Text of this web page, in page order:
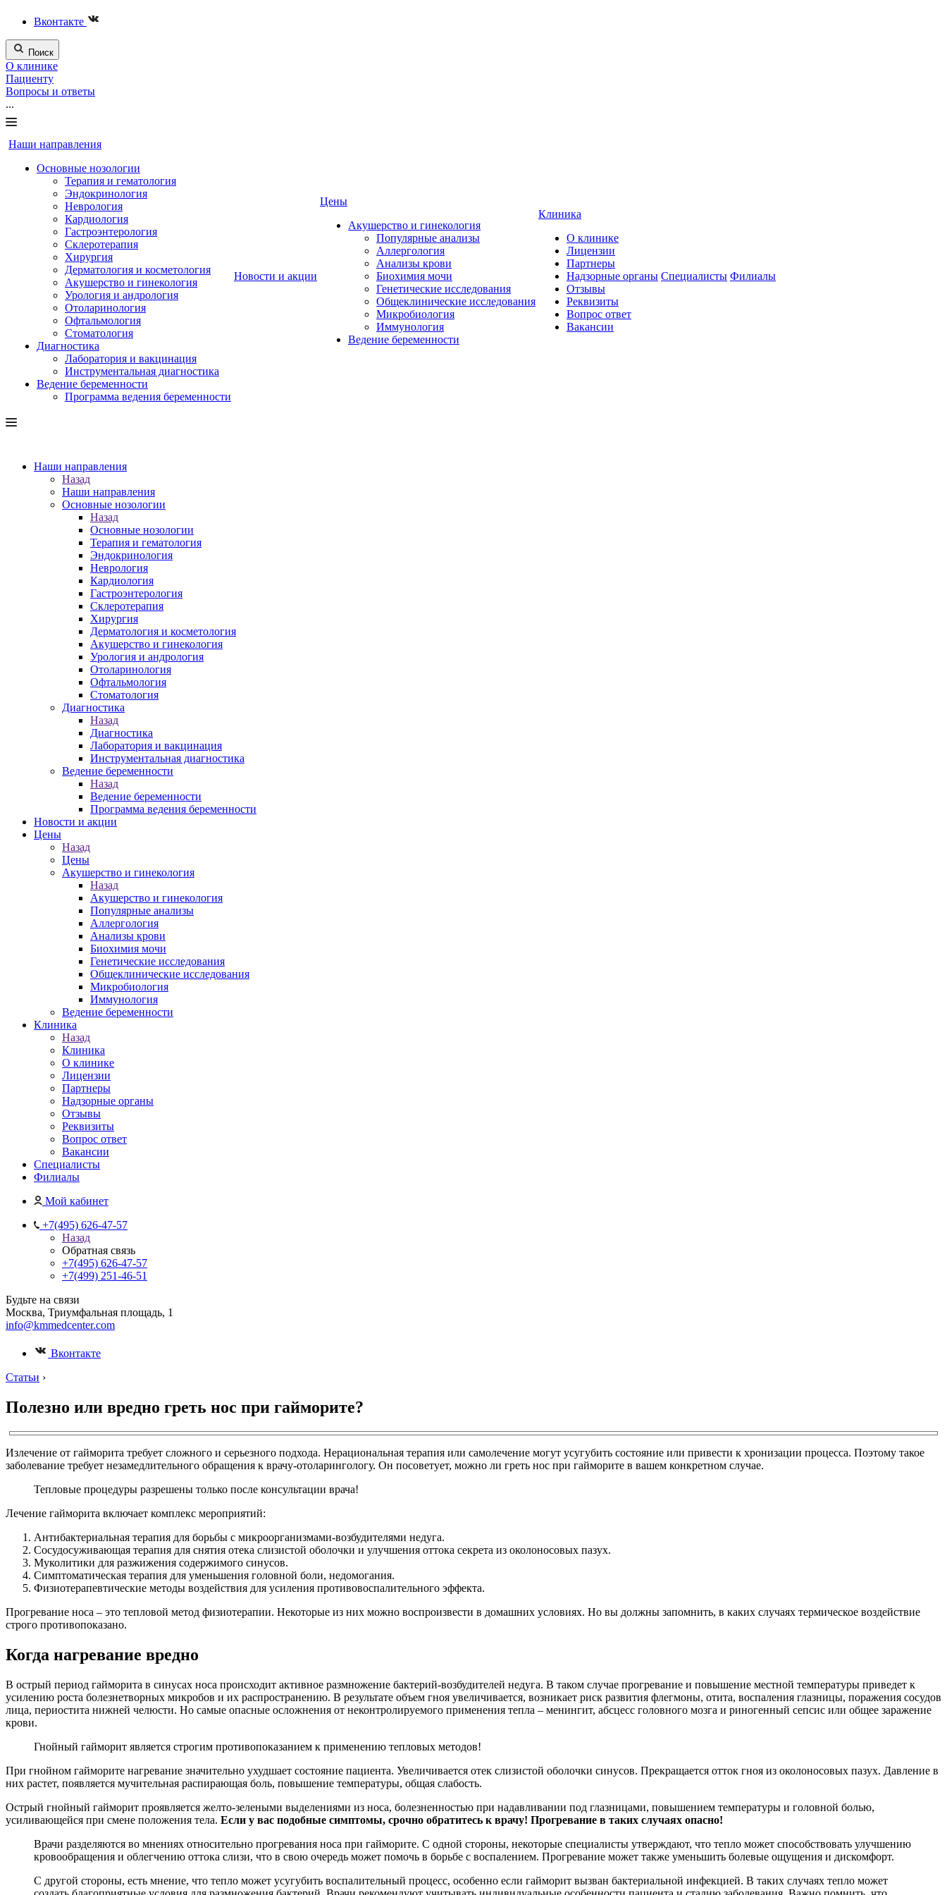
Вконтакте
Поиск
О клинике
Пациенту
Вопросы и ответы
...
Наши направления
Основные нозологии
Терапия и гематология
Эндокринология
Неврология
Кардиология
Гастроэнтерология
Склеротерапия
Хирургия
Дерматология и косметология
Акушерство и гинекология
Урология и андрология
Отоларинология
Офтальмология
Стоматология
Диагностика
Лаборатория и вакцинация
Инструментальная диагностика
Ведение беременности
Программа ведения беременности
Новости и акции
Цены
Акушерство и гинекология
Популярные анализы
Аллергология
Анализы крови
Биохимия мочи
Генетические исследования
Общеклинические исследования
Микробиология
Иммунология
Ведение беременности
Клиника
О клинике
Лицензии
Партнеры
Надзорные органы
Отзывы
Реквизиты
Вопрос ответ
Вакансии
Специалисты Филиалы
Наши направления
Назад
Наши направления
Основные нозологии
Назад
Основные нозологии
Терапия и гематология
Эндокринология
Неврология
Кардиология
Гастроэнтерология
Склеротерапия
Хирургия
Дерматология и косметология
Акушерство и гинекология
Урология и андрология
Отоларинология
Офтальмология
Стоматология
Диагностика
Назад
Диагностика
Лаборатория и вакцинация
Инструментальная диагностика
Ведение беременности
Назад
Ведение беременности
Программа ведения беременности
Новости и акции
Цены
Назад
Цены
Акушерство и гинекология
Назад
Акушерство и гинекология
Популярные анализы
Аллергология
Анализы крови
Биохимия мочи
Генетические исследования
Общеклинические исследования
Микробиология
Иммунология
Ведение беременности
Клиника
Назад
Клиника
О клинике
Лицензии
Партнеры
Надзорные органы
Отзывы
Реквизиты
Вопрос ответ
Вакансии
Специалисты
Филиалы
Мой кабинет
+7(495) 626-47-57
Назад
Обратная связь
+7(495) 626-47-57
+7(499) 251-46-51
Будьте на связи
Москва, Триумфальная площадь, 1
info@kmmedcenter.com
Вконтакте
Статьи ›
Полезно или вредно греть нос при гайморите?
Излечение от гайморита требует сложного и серьезного подхода. Нерациональная терапия или самолечение могут усугубить состояние или привести к хронизации процесса. Поэтому такое
заболевание требует незамедлительного обращения к врачу-отоларингологу. Он посоветует, можно ли греть нос при гайморите в вашем конкретном случае.
Тепловые процедуры разрешены только после консультации врача!
Лечение гайморита включает комплекс мероприятий:
Антибактериальная терапия для борьбы с микроорганизмами-возбудителями недуга.
Сосудосуживающая терапия для снятия отека слизистой оболочки и улучшения оттока секрета из околоносовых пазух.
Муколитики для разжижения содержимого синусов.
Симптоматическая терапия для уменьшения головной боли, недомогания.
Физиотерапевтические методы воздействия для усиления противовоспалительного эффекта.
Прогревание носа – это тепловой метод физиотерапии. Некоторые из них можно воспроизвести в домашних условиях. Но вы должны запомнить, в каких случаях термическое воздействие
строго противопоказано.
Когда нагревание вредно
В острый период гайморита в синусах носа происходит активное размножение бактерий-возбудителей недуга. В таком случае прогревание и повышение местной температуры приведет к
усилению роста болезнетворных микробов и их распространению. В результате объем гноя увеличивается, возникает риск развития флегмоны, отита, воспаления глазницы, поражения сосудов
лица, периостита нижней челюсти. Но самые опасные осложнения от неконтролируемого применения тепла – менингит, абсцесс головного мозга и риногенный сепсис или общее заражение
крови.
Гнойный гайморит является строгим противопоказанием к применению тепловых методов!
При гнойном гайморите нагревание значительно ухудшает состояние пациента. Увеличивается отек слизистой оболочки синусов. Прекращается отток гноя из околоносовых пазух. Давление в
них растет, появляется мучительная распирающая боль, повышение температуры, общая слабость.
Острый гнойный гайморит проявляется желто-зелеными выделениями из носа, болезненностью при надавливании под глазницами, повышением температуры и головной болью,
усиливающейся при смене положения тела. Если у вас подобные симптомы, срочно обратитесь к врачу! Прогревание в таких случаях опасно!
Врачи разделяются во мнениях относительно прогревания носа при гайморите. С одной стороны, некоторые специалисты утверждают, что тепло может способствовать улучшению
кровообращения и облегчению оттока слизи, что в свою очередь может помочь в борьбе с воспалением. Прогревание может также уменьшить болевые ощущения и дискомфорт.
С другой стороны, есть мнение, что тепло может усугубить воспалительный процесс, особенно если гайморит вызван бактериальной инфекцией. В таких случаях тепло может